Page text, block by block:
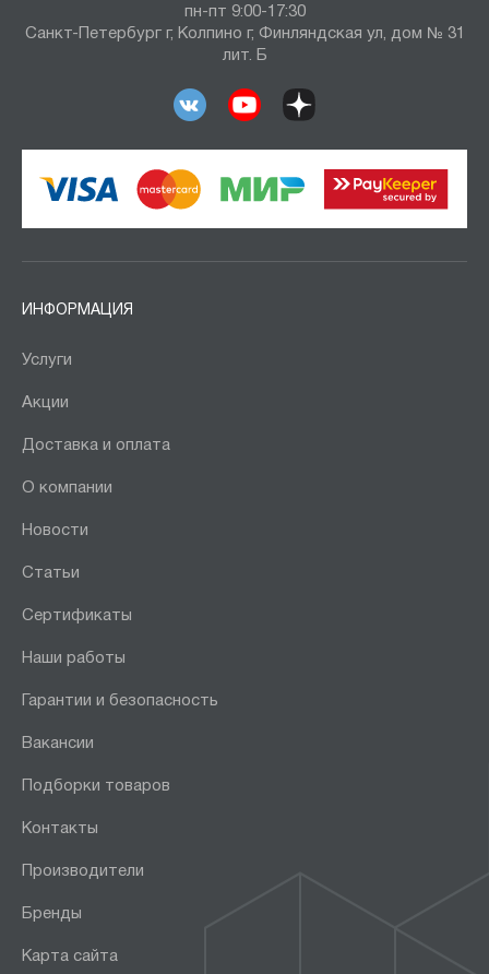
пн-пт 9:00-17:30
Санкт-Петербург г, Колпино г, Финляндская ул, дом № 31
лит. Б
ИНФОРМАЦИЯ
Услуги
Акции
Доставка и оплата
О компании
Новости
Статьи
Сертификаты
Наши работы
Гарантии и безопасность
Вакансии
Подборки товаров
Контакты
Производители
Бренды
Карта сайта